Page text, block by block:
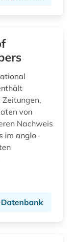
von
Nachweis
im anglo-